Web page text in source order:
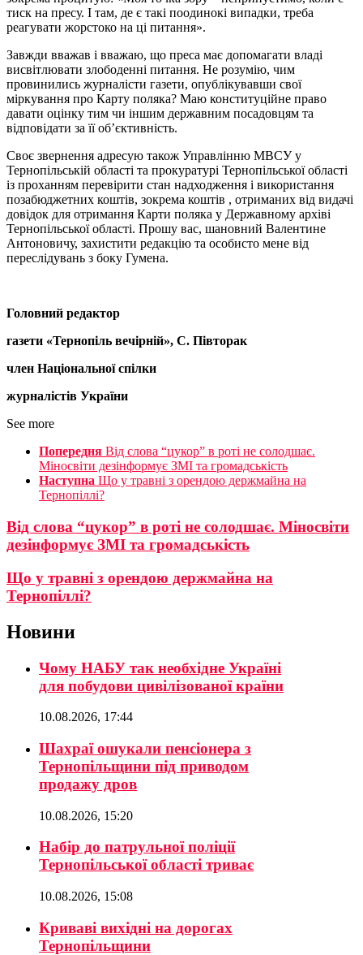
тиск на пресу. І там, де є такі поодинокі випадки, треба
реагувати жорстоко на ці питання».
Завжди вважав і вважаю, що преса має допомагати владі
висвітлювати злободенні питання. Не розумію, чим
провинились журналісти газети, опублікувавши свої
міркування про Карту поляка? Маю конституційне право
давати оцінку тим чи іншим державним посадовцям та
відповідати за її об’єктивність.
Своє звернення адресую також Управлінню МВСУ у
Тернопільській області та прокуратурі Тернопільської області
із проханням перевірити стан надходження і використання
позабюджетних коштів, зокрема коштів , отриманих від видачі
довідок для отримання Карти поляка у Державному архіві
Тернопільської області. Прошу вас, шановний Валентине
Антоновичу, захистити редакцію та особисто мене від
переслідувань з боку Гумена.
Головний редактор
газети «Тернопіль вечірній», С. Півторак
член Національної спілки
журналістів України
See more
Попередня Від слова “цукор” в роті не солодшає.
Міносвіти дезінформує ЗМІ та громадськість
Наступна Що у травні з орендою держмайна на
Тернопіллі?
Від слова “цукор” в роті не солодшає. Міносвіти
дезінформує ЗМІ та громадськість
Що у травні з орендою держмайна на
Тернопіллі?
Новини
Чому НАБУ так необхідне Україні
для побудови цивілізованої країни
10.08.2026, 17:44
Шахраї ошукали пенсіонера з
Тернопільщини під приводом
продажу дров
10.08.2026, 15:20
Набір до патрульної поліції
Тернопільської області триває
10.08.2026, 15:08
Криваві вихідні на дорогах
Тернопільщини